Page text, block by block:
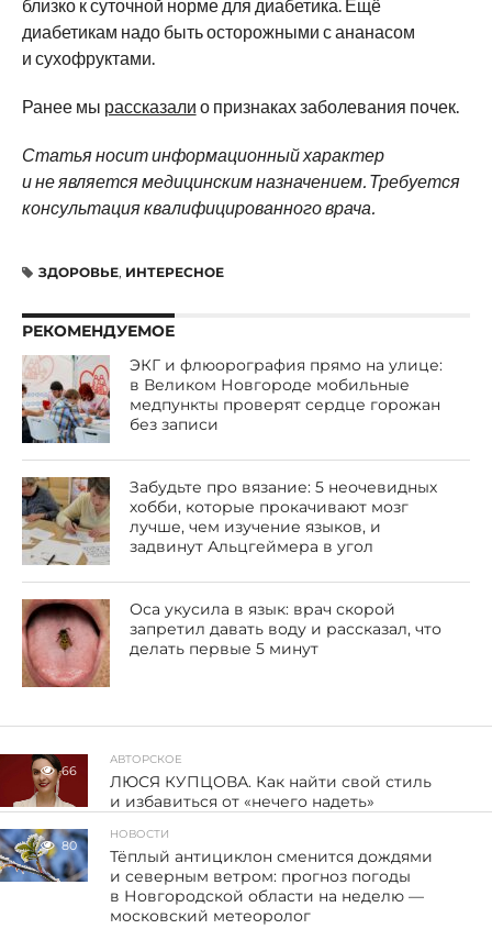
близко к суточной норме для диабетика. Ещё
диабетикам надо быть осторожными с ананасом
и сухофруктами.
Ранее мы рассказали о признаках заболевания почек.
Статья носит информационный характер
и не является медицинским назначением. Требуется
консультация квалифицированного врача.
ЗДОРОВЬЕ, ИНТЕРЕСНОЕ
РЕКОМЕНДУЕМОЕ
ЭКГ и флюорография прямо на улице:
в Великом Новгороде мобильные
медпункты проверят сердце горожан
без записи
Забудьте про вязание: 5 неочевидных
хобби, которые прокачивают мозг
лучше, чем изучение языков, и
задвинут Альцгеймера в угол
Оса укусила в язык: врач скорой
запретил давать воду и рассказал, что
делать первые 5 минут
66
АВТОРСКОЕ
ЛЮСЯ КУПЦОВА. Как найти свой стиль
и избавиться от «нечего надеть»
80
НОВОСТИ
Тёплый антициклон сменится дождями
и северным ветром: прогноз погоды
в Новгородской области на неделю —
московский метеоролог